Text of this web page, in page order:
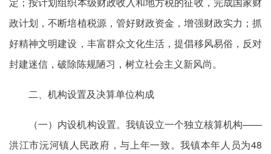
政计划，不断培植税源，管好财政资金，增强财政实力；抓
好精神文明建设，丰富群众文化生活，提倡移风易俗，反对
封建迷信，破除陈规陋习，树立社会主义新风尚。
二、机构设置及决算单位构成
（一）内设机构设置。我镇设立一个独立核算机构——
洪江市沅河镇人民政府，与上年一致。我镇本年人员为48